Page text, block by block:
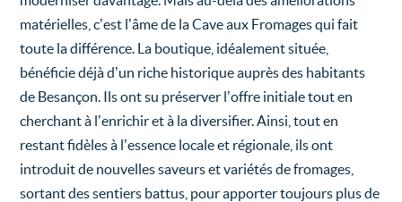
matérielles, c’est l’âme de la Cave aux Fromages qui fait
toute la différence. La boutique, idéalement située,
bénéficie déjà d’un riche historique auprès des habitants
de Besançon. Ils ont su préserver l’offre initiale tout en
cherchant à l’enrichir et à la diversifier. Ainsi, tout en
restant fidèles à l’essence locale et régionale, ils ont
introduit de nouvelles saveurs et variétés de fromages,
sortant des sentiers battus, pour apporter toujours plus de